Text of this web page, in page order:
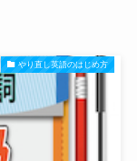
やり直し英語のはじめ方